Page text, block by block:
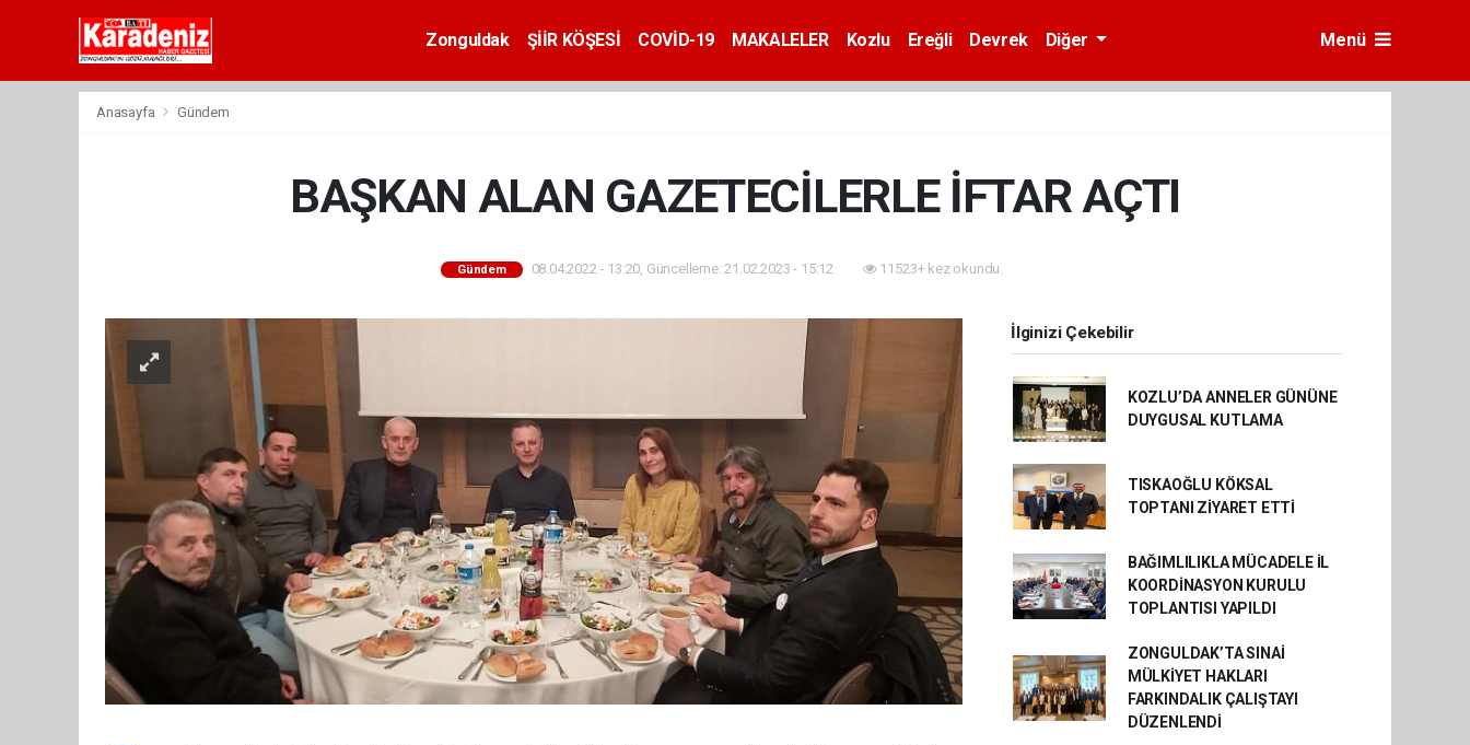
Zonguldak ŞİİR KÖŞESİ COVİD-19 MAKALELER Kozlu Ereğli Devrek Diğer Menü
Anasayfa Gündem
BAŞKAN ALAN GAZETECİLERLE İFTAR AÇTI
Gündem 08.04.2022 - 13:20, Güncelleme: 21.02.2023 - 15:12 11523+ kez okundu.
İlginizi Çekebilir
KOZLU’DA ANNELER GÜNÜNE
DUYGUSAL KUTLAMA
TISKAOĞLU KÖKSAL
TOPTANI ZİYARET ETTİ
BAĞIMLILIKLA MÜCADELE İL
KOORDİNASYON KURULU
TOPLANTISI YAPILDI
ZONGULDAK’TA SINAİ
MÜLKİYET HAKLARI
FARKINDALIK ÇALIŞTAYI
DÜZENLENDİ